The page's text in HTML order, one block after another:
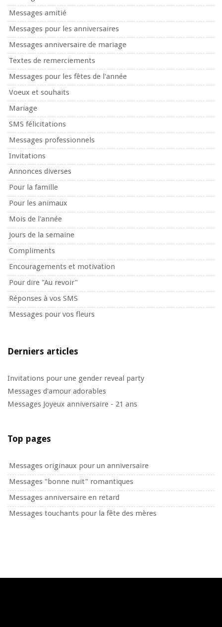
Messages amitié
Messages pour les anniversaires
Messages anniversaire de mariage
Textes de remerciements
Messages pour les fêtes de l'année
Voeux et souhaits
Mariage
SMS félicitations
Messages professionnels
Invitations
Annonces diverses
Pour la famille
Pour les animaux
Mois de l'année
Jours de la semaine
Compliments
Encouragements et motivation
Pour dire "Au revoir"
Réponses à vos SMS
Messages pour vos fleurs
Derniers articles
Invitations pour une gender reveal party
Messages d'amour adorables
Messages Joyeux anniversaire - 21 ans
Top pages
Messages originaux pour un anniversaire
Messages "bonne nuit" romantiques
Messages anniversaire en retard
Messages touchants pour la fête des mères